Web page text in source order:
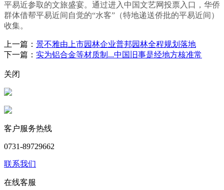
平易近参取的文旅盛宴。通过进入中国文艺网投票入口，华侨
群体借帮平易近间自觉的“水客”（特地递送侨批的平易近间）
收集。
上一篇： 景不雅由上市园林企业普邦园林全程规划落地
下一篇： 实为铝合金等材质制...中国旧事是经地方核准常
关闭
客户服务热线
0731-89729662
联系我们
在线客服